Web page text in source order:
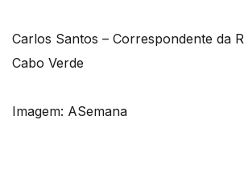
Carlos Santos – Correspondente da
Cabo Verde
Imagem: ASemana